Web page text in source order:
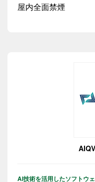
屋内全面禁煙
AI技術を活用したソフトウ